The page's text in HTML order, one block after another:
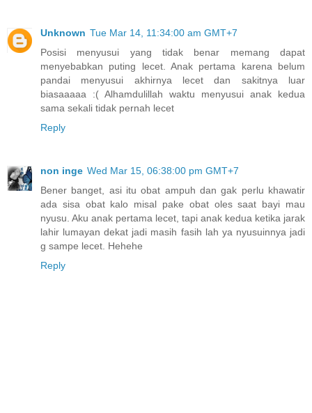
Unknown Tue Mar 14, 11:34:00 am GMT+7
Posisi menyusui yang tidak benar memang dapat
menyebabkan puting lecet. Anak pertama karena belum
pandai menyusui akhirnya lecet dan sakitnya luar
biasaaaaa :( Alhamdulillah waktu menyusui anak kedua
sama sekali tidak pernah lecet
Reply
non inge Wed Mar 15, 06:38:00 pm GMT+7
Bener banget, asi itu obat ampuh dan gak perlu khawatir
ada sisa obat kalo misal pake obat oles saat bayi mau
nyusu. Aku anak pertama lecet, tapi anak kedua ketika jarak
lahir lumayan dekat jadi masih fasih lah ya nyusuinnya jadi
g sampe lecet. Hehehe
Reply